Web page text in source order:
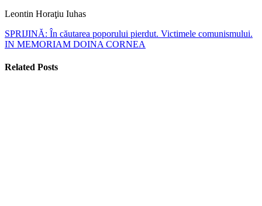
Leontin Horaţiu Iuhas
SPRIJINĂ: În căutarea poporului pierdut. Victimele comunismului.
IN MEMORIAM DOINA CORNEA
Related Posts